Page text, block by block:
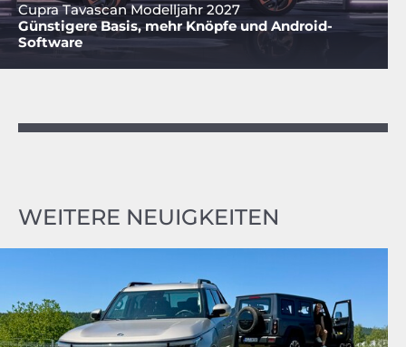
Cupra Tavascan Modelljahr 2027
Günstigere Basis, mehr Knöpfe und Android-
Software
WEITERE NEUIGKEITEN